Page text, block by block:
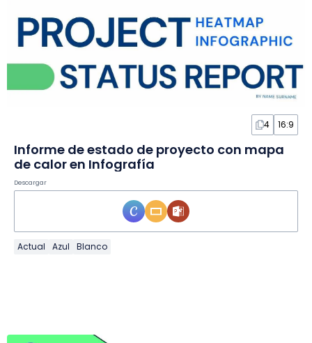
4 16:9
Informe de estado de proyecto con mapa
de calor en Infografía
Descargar
Actual Azul Blanco